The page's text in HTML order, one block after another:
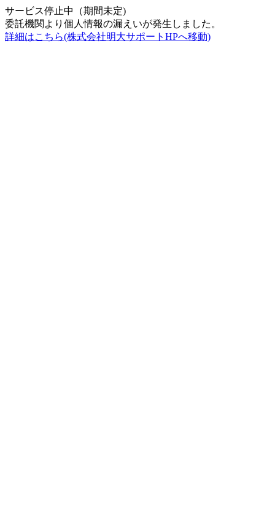
サービス停止中（期間未定)
委託機関より個人情報の漏えいが発生しました。
詳細はこちら(株式会社明大サポートHPへ移動)